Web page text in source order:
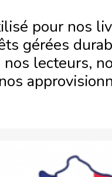
pour nos
gérées
nos lecteurs,